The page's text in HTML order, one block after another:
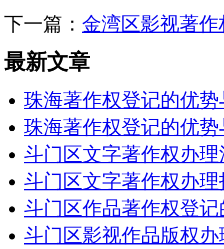
下一篇： 金湾区影视著
最新文章
珠海著作权登记的优
珠海著作权登记的优
斗门区文字著作权办
斗门区文字著作权办理
斗门区作品著作权登
斗门区影视作品版权